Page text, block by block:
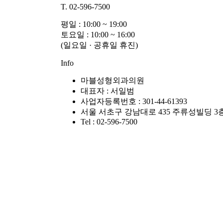
T. 02-596-7500
평일 : 10:00 ~ 19:00
토요일 : 10:00 ~ 16:00
(일요일 · 공휴일 휴진)
Info
마블성형외과의원
대표자 : 서일범
사업자등록번호 : 301-44-61393
서울 서초구 강남대로 435 주류성빌딩 3
Tel : 02-596-7500